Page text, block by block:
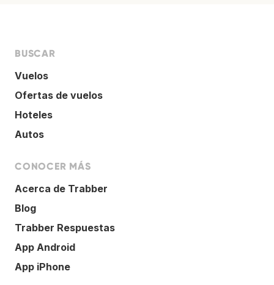
BUSCAR
Vuelos
Ofertas de vuelos
Hoteles
Autos
CONOCER MÁS
Acerca de Trabber
Blog
Trabber Respuestas
App Android
App iPhone